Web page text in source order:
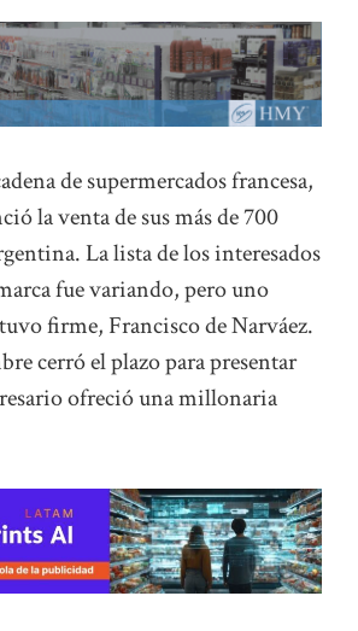
de supermercados francesa,
la venta de sus más de 700
La lista de los interesados
fue variando, pero uno
firme, Francisco de Narváez.
cerró el plazo para presentar
ofreció una millonaria